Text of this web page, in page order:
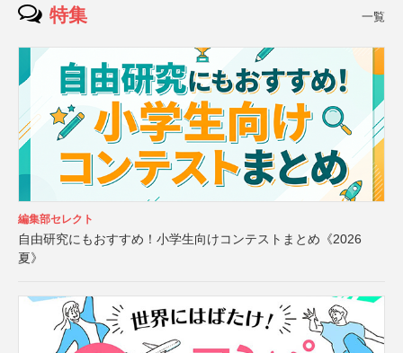
特集 一覧
編集部セレクト
自由研究にもおすすめ！小学生向けコンテストまとめ《2026
夏》